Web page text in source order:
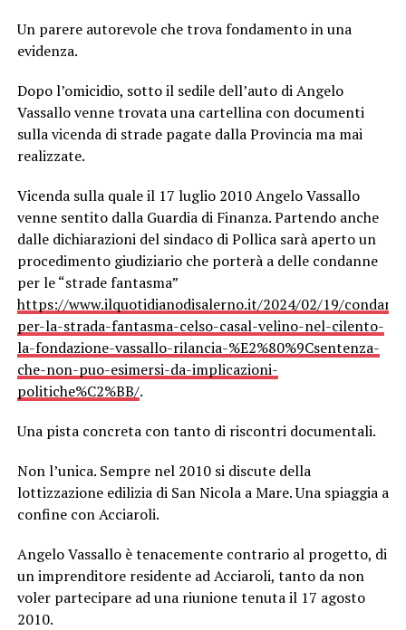
Un parere autorevole che trova fondamento in una
evidenza.
Dopo l’omicidio, sotto il sedile dell’auto di Angelo
Vassallo venne trovata una cartellina con documenti
sulla vicenda di strade pagate dalla Provincia ma mai
realizzate.
Vicenda sulla quale il 17 luglio 2010 Angelo Vassallo
venne sentito dalla Guardia di Finanza. Partendo anche
dalle dichiarazioni del sindaco di Pollica sarà aperto un
procedimento giudiziario che porterà a delle condanne
per le “strade fantasma”
https://www.ilquotidianodisalerno.it/2024/02/19/
per-la-strada-fantasma-celso-casal-velino-nel-cilento-
la-fondazione-vassallo-rilancia-%E2%80%9Csentenza-
che-non-puo-esimersi-da-implicazioni-
politiche%C2%BB/.
Una pista concreta con tanto di riscontri documentali.
Non l’unica. Sempre nel 2010 si discute della
lottizzazione edilizia di San Nicola a Mare. Una spiaggia a
confine con Acciaroli.
Angelo Vassallo è tenacemente contrario al progetto, di
un imprenditore residente ad Acciaroli, tanto da non
voler partecipare ad una riunione tenuta il 17 agosto
2010.